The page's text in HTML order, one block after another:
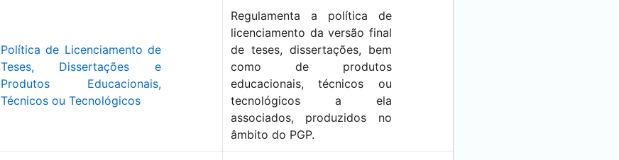
Política de Licenciamento de
Teses, Dissertações e
Produtos Educacionais,
Técnicos ou Tecnológicos
Regulamenta a política de
licenciamento da versão final
de teses, dissertações, bem
como de produtos
educacionais, técnicos ou
tecnológicos a ela
associados, produzidos no
âmbito do PGP.